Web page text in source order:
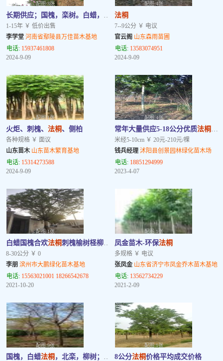
配图:3张
长期供应；国槐，栾树。白蜡，大叶女贞，
1-15年 ￥ 低价出售
李学堂 河南省鄢陵县万佳苗木基地
电话: 15937461808
2024-9-09
配图:4张
法桐
7--9公分 ￥ 电议
官云阁 山东森雨苗圃
电话: 13583074951
2024-9-09
配图:1张
火炬、刺槐、 法桐、侧柏
各种规格 ￥ 面议
山东苗木 山东苗木繁育基地
电话: 15314273588
2024-9-09
配图:4张
常年大量供应5-18公分优质法桐 规
米经5-10cm ￥ 20元-210元/棵
钱兵经理沭阳县创景园林绿化苗木场
电话: 18851294999
2023-4-07
配图:1张
白蜡国槐合欢法桐刺槐榆树柽柳107杨速生柳
8-30公分 ￥ 0
李朋 滨州市大鹏绿化苗木基地
电话: 15563021001 18266542678
2021-10-20
配图:1张
凤金苗木-环保法桐
多规格 ￥ 电议
张凤金 山东省济宁市凤金乔木苗木基地
电话: 13562734229
2021-2-09
配图:9张
国槐，白蜡法桐 ，北栾，柳树；等北方所有落叶乔木
配图:1张
8公分法桐价格平均成交价格